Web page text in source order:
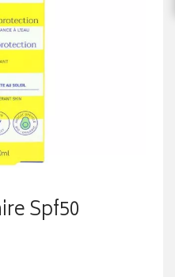
Spf50